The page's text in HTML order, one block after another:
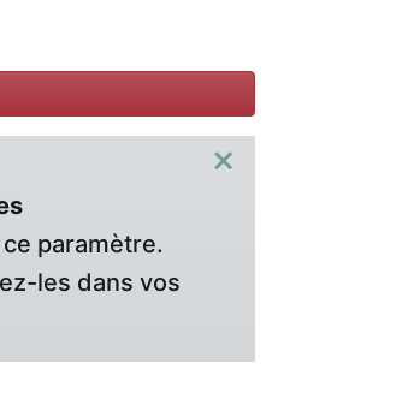
×
paramètre.
les dans vos